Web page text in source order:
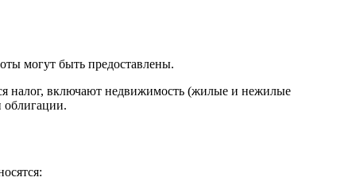
могут быть предоставлены.
налог, включают недвижимость (жилые и нежилые
облигации.